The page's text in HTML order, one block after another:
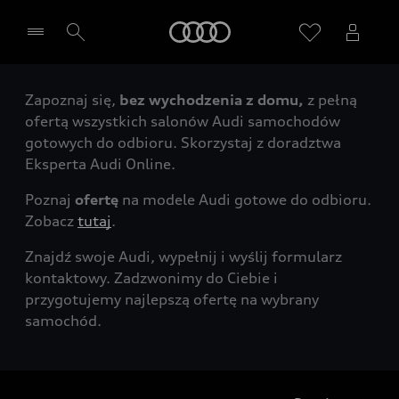
Wybierz Twojego Partnera Audi
Zapoznaj się, bez wychodzenia z domu, z pełną
ofertą wszystkich salonów Audi samochodów
gotowych do odbioru. Skorzystaj z doradztwa
Eksperta Audi Online.
Poznaj ofertę na modele Audi gotowe do odbioru.
Zobacz tutaj.
Znajdź swoje Audi, wypełnij i wyślij formularz
kontaktowy. Zadzwonimy do Ciebie i
przygotujemy najlepszą ofertę na wybrany
samochód.